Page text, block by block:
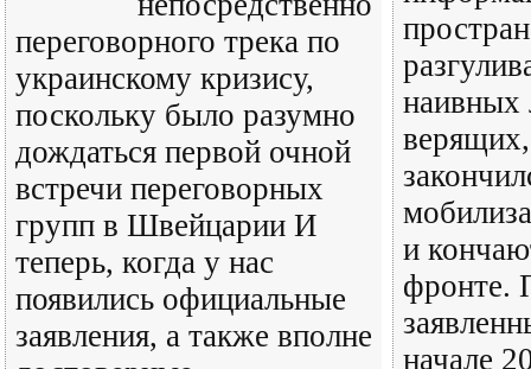
переговорного трека по
украинскому кризису,
поскольку было разумно
дождаться первой очной
встречи переговорных
групп в Швейцарии И
теперь, когда у нас
появились официальные
заявления, а также вполне
наивных
и
фронте.
начале